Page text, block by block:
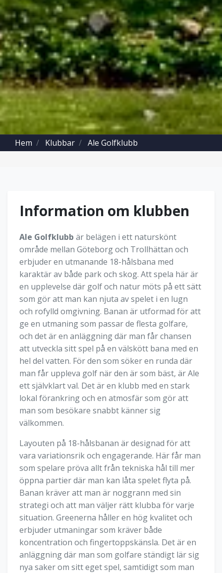
Hem Klubbar Ale Golfklubb
Information om klubben
Ale Golfklubb är belägen i ett naturskönt
område mellan Göteborg och Trollhättan och
erbjuder en utmanande 18-hålsbana med
karaktär av både park och skog. Att spela här är
en upplevelse där golf och natur möts på ett sätt
som gör att man kan njuta av spelet i en lugn
och rofylld omgivning. Banan är utformad för att
ge en utmaning som passar de flesta golfare,
och det är en anläggning där man får chansen
att utveckla sitt spel på en välskött bana med en
hel del vatten. För den som söker en runda där
man får uppleva golf när den är som bäst, är Ale
ett självklart val. Det är en klubb med en stark
lokal förankring och en atmosfär som gör att
man som besökare snabbt känner sig
välkommen.
Layouten på 18-hålsbanan är designad för att
vara variationsrik och engagerande. Här får man
som spelare pröva allt från tekniska hål till mer
öppna partier där man kan låta spelet flyta på.
Banan kräver att man är noggrann med sin
strategi och att man väljer rätt klubba för varje
situation. Greenerna håller en hög kvalitet och
erbjuder utmaningar som kräver både
koncentration och fingertoppskänsla. Det är en
anläggning där man som golfare ständigt lär sig
nya saker om sitt eget spel, samtidigt som man